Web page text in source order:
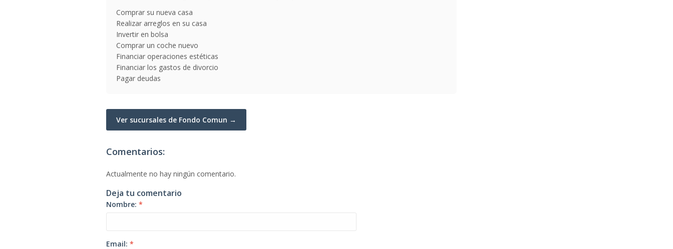
Comprar su nueva casa
Realizar arreglos en su casa
Invertir en bolsa
Comprar un coche nuevo
Financiar operaciones estéticas
Financiar los gastos de divorcio
Pagar deudas
Ver sucursales de Fondo Comun →
Comentarios:
Actualmente no hay ningún comentario.
Deja tu comentario
Nombre: *
Email: *